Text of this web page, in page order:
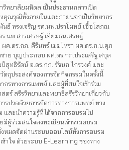
ยาลัยมหิดล เป็นประธานกล่าวเปิด
คุณวุฒิทั้งภายในและภายนอกเป็นวิทยากร
นธ์ ทรงเจริญ รศ.นพ.ปราโมทย์ เอื้อโสภณ
นพ.สารเศรษฐ์ เอี่ยมธนเศรษฐ์
ศ.ดร.กภ. คีรินทร์ เมฆโหรา ผศ.ดร.ก.บ.ศุภ
าย บุญประกอบ ผศ.ดร.กภ.ประเสริฐ สกุล
สุทธิรัตน์ อ.ดร.กภ. รัชนก ไกรวงศ์ และ
ถุประสงค์ของการจัดกิจกรรมในครั้งนี้
รทางการแพทย์ และผู้ที่สนใจเข้าร่วม
ตร์ สรีรวิทยาและพยาธิสรีรวิทยาเกี่ยวกับ
รปวดด้วยการจัดการทางการแพทย์ ทาง
ละนำความรู้ที่ได้จากการอบรมไป
ผู้ร่วมสนใจลงทะเบียนเข้าร่วมอบรม
หมดจัดผ่านระบบออนไลน์ทั้งการอบรม
าใจ ด้วยระบบ E-Learning ของทาง